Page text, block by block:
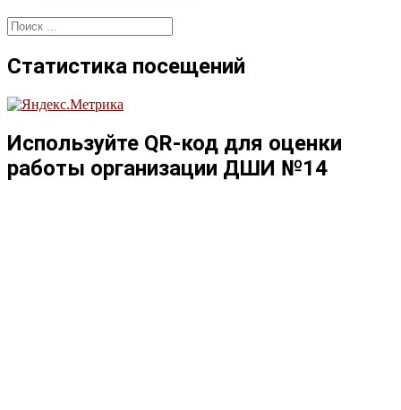
Найти:
Статистика посещений
Используйте QR-код для оценки
работы организации ДШИ №14